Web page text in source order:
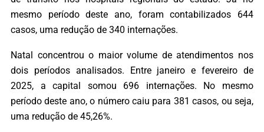
mesmo período deste ano, foram contabilizados 644
casos, uma redução de 340 internações.
Natal concentrou o maior volume de atendimentos nos
dois períodos analisados. Entre janeiro e fevereiro de
2025, a capital somou 696 internações. No mesmo
período deste ano, o número caiu para 381 casos, ou seja,
uma redução de 45,26%.